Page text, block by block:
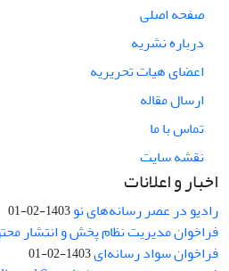
صفحه اصلی
درباره نشریه
اعضای هیات تحریریه
ارسال مقاله
تماس با ما
نقشه سایت
اخبار و اعلانات
رادیو در عصر رسانه‌های نو1403-02-01
فراخوان مدیریت نظام پخش و انتشار
فراخوان سواد رسانه‌ای1403-02-01